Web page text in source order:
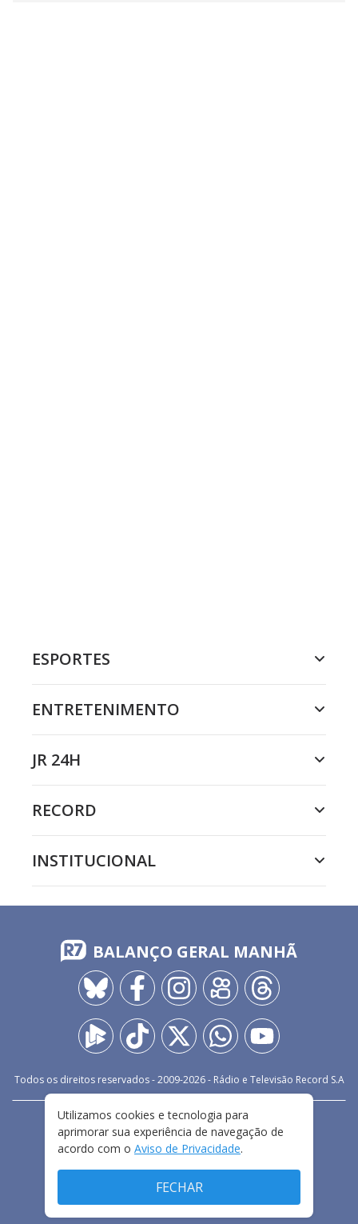
ESPORTES
ENTRETENIMENTO
JR 24H
RECORD
INSTITUCIONAL
BALANÇO GERAL MANHÃ
Todos os direitos reservados - 2009-2026- Rádio e Televisão Record S.A
FALE CONOSCO
PRIVACIDADE
TERMOS E CONDIÇÕES DE USO
Utilizamos cookies e tecnologia para
aprimorar sua experiência de navegação de
acordo com o Aviso de Privacidade.
FECHAR